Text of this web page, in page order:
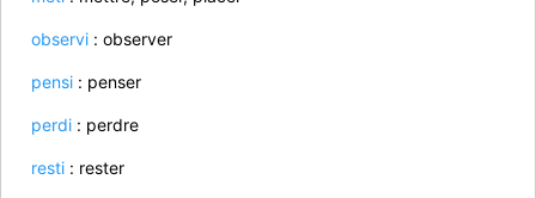
observi: observer
pensi: penser
perdi: perdre
resti: rester